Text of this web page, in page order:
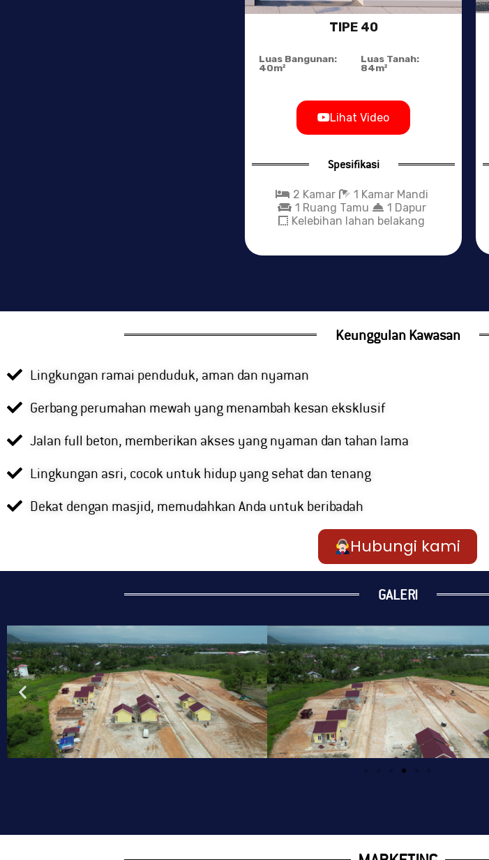
TIPE 40
Luas Bangunan:
40m²
Luas Tanah:
84m²
Lihat Video
Spesifikasi
2 Kamar
1 Kamar Mandi
1 Ruang Tamu
1 Dapur
Kelebihan lahan belakang
Keunggulan Kawasan
Lingkungan ramai penduduk, aman dan nyaman
Gerbang perumahan mewah yang menambah kesan eksklusif
Jalan full beton, memberikan akses yang nyaman dan tahan lama
Lingkungan asri, cocok untuk hidup yang sehat dan tenang
Dekat dengan masjid, memudahkan Anda untuk beribadah
Hubungi kami
GALERI